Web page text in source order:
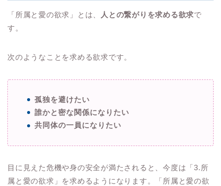
「所属と愛の欲求」とは、 人との繋がりを求める欲求で
す。
次のようなことを求める欲求です。
孤独を避けたい
誰かと密な関係になりたい
共同体の一員になりたい
目に見えた危機や身の安全が満たされると、今度は「3.所
属と愛の欲求」を求めるようになります。「所属と愛の欲